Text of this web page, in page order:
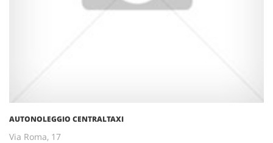
AUTONOLEGGIO CENTRALTAXI
Via Roma, 17